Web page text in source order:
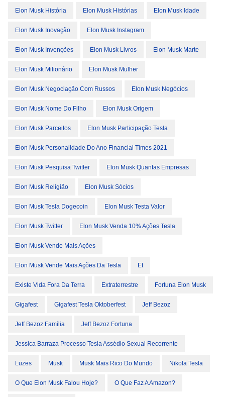
Elon Musk História Elon Musk Histórias Elon Musk Idade
Elon Musk Inovação Elon Musk Instagram
Elon Musk Invenções Elon Musk Livros Elon Musk Marte
Elon Musk Milionário Elon Musk Mulher
Elon Musk Negociação Com Russos Elon Musk Negócios
Elon Musk Nome Do Filho Elon Musk Origem
Elon Musk Parceitos Elon Musk Participação Tesla
Elon Musk Personalidade Do Ano Financial Times 2021
Elon Musk Pesquisa Twitter Elon Musk Quantas Empresas
Elon Musk Religião Elon Musk Sócios
Elon Musk Tesla Dogecoin Elon Musk Testa Valor
Elon Musk Twitter Elon Musk Venda 10% Ações Tesla
Elon Musk Vende Mais Ações
Elon Musk Vende Mais Ações Da Tesla Et
Existe Vida Fora Da Terra Extraterrestre Fortuna Elon Musk
Gigafest Gigafest Tesla Oktoberfest Jeff Bezoz
Jeff Bezoz Família Jeff Bezoz Fortuna
Jessica Barraza Processo Tesla Assédio Sexual Recorrente
Luzes Musk Musk Mais Rico Do Mundo Nikola Tesla
O Que Elon Musk Falou Hoje? O Que Faz A Amazon?